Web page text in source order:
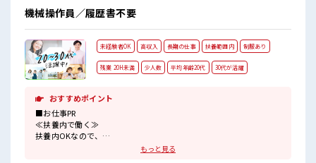
で働ける≫ 福利厚生が整った派遣のお仕事です！ ■職場の雰
囲気 しっかり休める休憩室あり！ オンオフの切替もできちゃ
う！ 持ち物が多いあなたにもぴったり☆ ロッカー付き職場♪
残業はほとんどありません！ 高収入もバッチリ目指せます
よ！
機械操作員／履歴書不要
未経験者OK 高収入 長期の仕事 扶養範囲内 制服あり
残業 20H未満 少人数 平均年齢20代 30代が活躍
おすすめポイント
■お仕事PR
≪扶養内で働く≫
扶養内OKなので、
主婦&主夫さんも気軽にご応募くださいね♪
もっと見る